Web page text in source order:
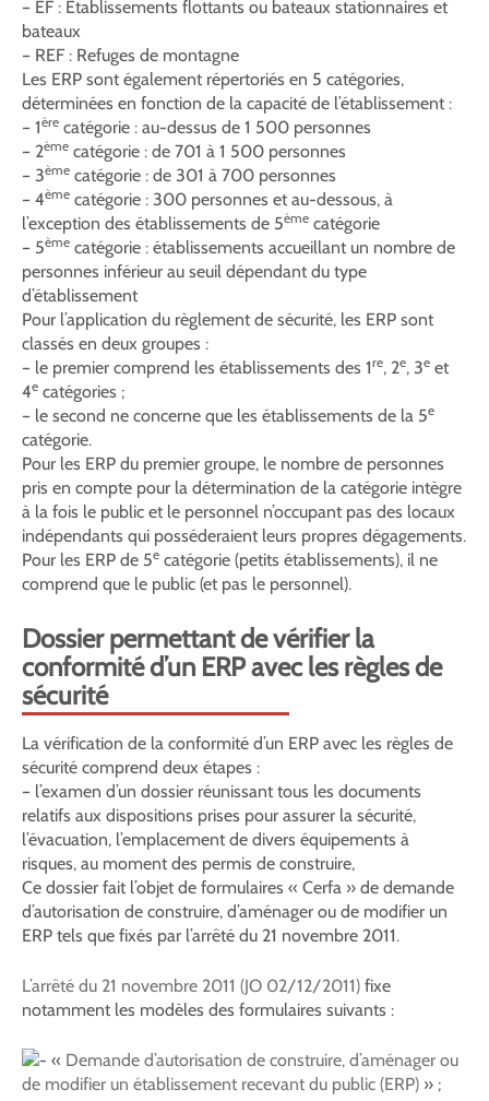
– EF : Établissements flottants ou bateaux stationnaires et
bateaux
– REF : Refuges de montagne
Les ERP sont également répertoriés en 5 catégories,
déterminées en fonction de la capacité de l’établissement :
– 1ère catégorie : au-dessus de 1 500 personnes
– 2ème catégorie : de 701 à 1 500 personnes
– 3ème catégorie : de 301 à 700 personnes
– 4ème catégorie : 300 personnes et au-dessous, à
l’exception des établissements de 5ème catégorie
– 5ème catégorie : établissements accueillant un nombre de
personnes inférieur au seuil dépendant du type
d’établissement
Pour l’application du règlement de sécurité, les ERP sont
classés en deux groupes :
– le premier comprend les établissements des 1re, 2e, 3e et
4e catégories ;
– le second ne concerne que les établissements de la 5e
catégorie.
Pour les ERP du premier groupe, le nombre de personnes
pris en compte pour la détermination de la catégorie intègre
à la fois le public et le personnel n’occupant pas des locaux
indépendants qui posséderaient leurs propres dégagements.
Pour les ERP de 5e catégorie (petits établissements), il ne
comprend que le public (et pas le personnel).
Dossier permettant de vérifier la
conformité d’un ERP avec les règles de
sécurité
La vérification de la conformité d’un ERP avec les règles de
sécurité comprend deux étapes :
– l’examen d’un dossier réunissant tous les documents
relatifs aux dispositions prises pour assurer la sécurité,
l’évacuation, l’emplacement de divers équipements à
risques, au moment des permis de construire,
Ce dossier fait l’objet de formulaires « Cerfa » de demande
d’autorisation de construire, d’aménager ou de modifier un
ERP tels que fixés par l’arrêté du 21 novembre 2011.
L’arrêté du 21 novembre 2011 (JO 02/12/2011) fixe
notamment les modèles des formulaires suivants :
« Demande d’autorisation de construire, d’aménager ou
de modifier un établissement recevant du public (ERP) » ;